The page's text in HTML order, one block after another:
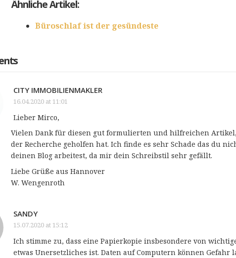
Ähnliche Artikel:
Büroschlaf ist der gesündeste
CITY IMMOBILIENMAKLER
16.04.2020 at 11:01
Lieber Mirco,
Vielen Dank für diesen gut formulierten und hilfreichen
der Recherche geholfen hat. Ich finde es sehr Schade das du
deinen Blog arbeitest, da mir dein Schreibstil sehr gefällt.
Liebe Grüße aus Hannover
W. Wengenroth
SANDY
15.07.2020 at 15:12
Ich stimme zu, dass eine Papierkopie insbesondere von
etwas Unersetzliches ist. Daten auf Computern können Gefahr